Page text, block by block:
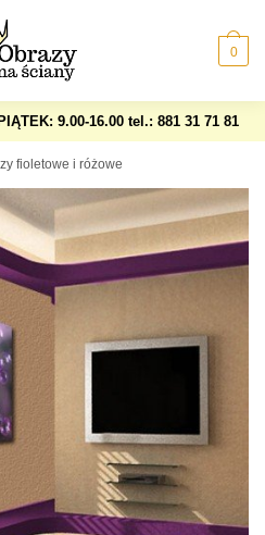
0
9.00-16.00 tel.: 881 31 71 81
fioletowe i różowe